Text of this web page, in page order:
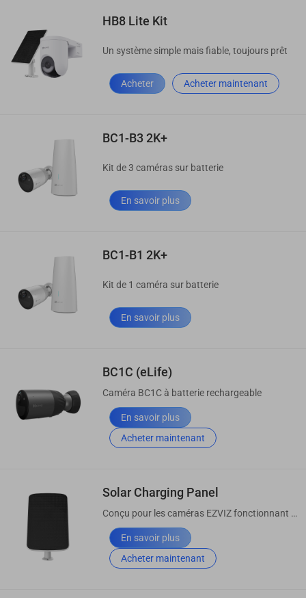
HB8 Lite Kit
Un système simple mais fiable, toujours prêt
Acheter Acheter maintenant
BC1-B3 2K+
Kit de 3 caméras sur batterie
En savoir plus
BC1-B1 2K+
Kit de 1 caméra sur batterie
En savoir plus
BC1C (eLife)
Caméra BC1C à batterie rechargeable
En savoir plus
Acheter maintenant
Solar Charging Panel
Conçu pour les caméras EZVIZ fonctionnant sur batterie*.
En savoir plus
Acheter maintenant